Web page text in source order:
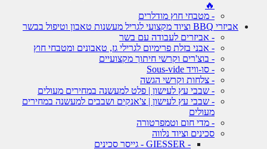
- מטבחי חוץ מודלרים
אביזרי BBQ וציוד מקצועי לגריל מעשנות טאבון וטיפול בבשר
- אביזרים לעבודה עם בשר
- אבני בזלת פרימיום לגרילי גז, טאבונים ומטבחי חוץ
- בוצ'רים וקרשי חיתוך מקצועיים
- סו-וויד Sous-vide
- צלחות וקרשי הגשה
- שבבי עץ לעישון | פלט למעשנה במחירים מעולים
- שבבי עץ לעישון | צ'אנקים ושבבים למעשנה במחירים
מעולים
- מדי חום וטמפרטורה
סכינים וציוד נלווה